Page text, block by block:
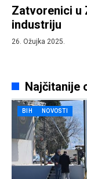
Zatvorenici u
industriju
26. Ožujka 2025.
Najčitanije
BIH NOVOSTI